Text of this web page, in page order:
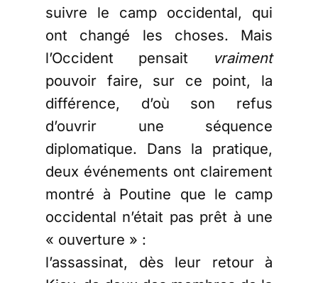
suivre le camp occidental, qui
ont changé les choses. Mais
l’Occident pensait
vraiment
pouvoir faire, sur ce point, la
différence, d’où son refus
d’ouvrir une séquence
diplomatique. Dans la pratique,
deux événements ont clairement
montré à Poutine que le camp
occidental n’était pas prêt à une
« ouverture » :
l’assassinat, dès leur retour à